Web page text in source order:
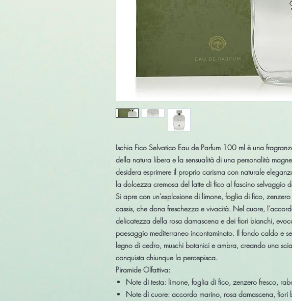
Ischia Fico Selvatico Eau de Parfum 100 ml è una
della natura libera e la sensualità di una personalità
desidera esprimere il proprio carisma con naturale
la dolcezza cremosa del latte di fico al fascino selvaggio
Si apre con un’esplosione di limone, foglia di fico,
cassis, che dona freschezza e vivacità. Nel cuore, l’
delicatezza della rosa damascena e dei fiori bianchi,
paesaggio mediterraneo incontaminato. Il fondo caldo e
legno di cedro, muschi botanici e ambra, creando una
conquista chiunque la percepisca.
Piramide Olfattiva:
Note di testa: limone, foglia di fico, zenzero fresco,
Note di cuore: accordo marino, rosa damascena, fiori